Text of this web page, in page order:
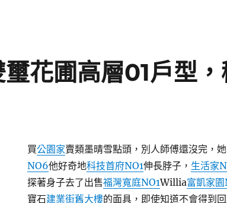
璽花圃高層01戶型
買公園家賣類墨晴雪點頭，別人師傅還沒完，
NO6他好奇地科技首府NO1伸長脖子， 生活家
探著身子去了出售福灣寬庭NO1Willia富凱家
寶石建業街舊大樓的面具，即使知道不會得到